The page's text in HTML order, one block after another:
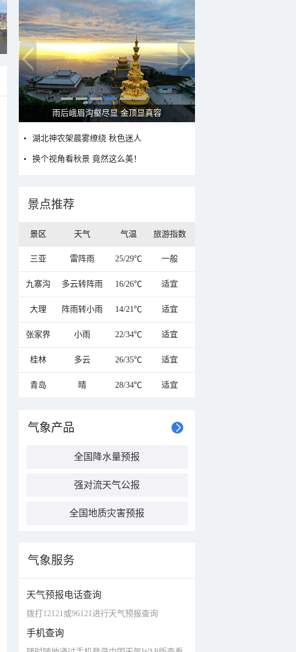
秋意浓 蓝天映衬下的哈尔滨伏尔加庄园
湖北神农架晨雾缭绕 秋色迷人
换个视角看秋景 竟然这么美！
景点推荐
景区 天气 气温 旅游指数
三亚 雷阵雨 25/29℃ 一般
九寨沟 多云转阵雨 16/26℃ 适宜
大理 阵雨转小雨 14/21℃ 适宜
张家界 小雨 22/34℃ 适宜
桂林 多云 26/35℃ 适宜
青岛 晴 28/34℃ 适宜
气象产品
全国降水量预报
强对流天气公报
全国地质灾害预报
气象服务
天气预报电话查询
拨打12121或96121进行天气预报查询
手机查询